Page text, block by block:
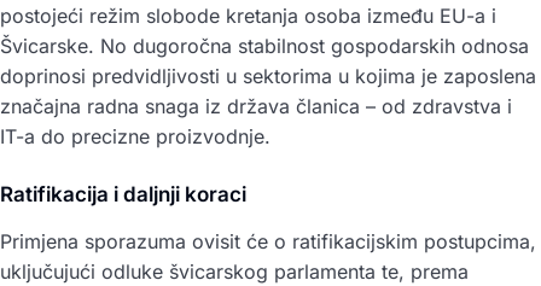
postojeći režim slobode kretanja osoba između EU-a i
Švicarske. No dugoročna stabilnost gospodarskih odnosa
doprinosi predvidljivosti u sektorima u kojima je zaposlena
značajna radna snaga iz država članica – od zdravstva i
IT-a do precizne proizvodnje.
Ratifikacija i daljnji koraci
Primjena sporazuma ovisit će o ratifikacijskim postupcima,
uključujući odluke švicarskog parlamenta te, prema